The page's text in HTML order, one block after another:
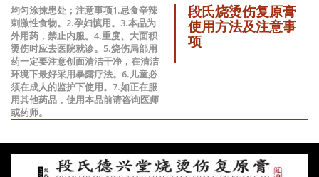
均匀涂抹患处；注意事项1.忌食辛辣
刺激性食物。2.孕妇慎用。3.本品为
外用药，禁止内服。4.重度、大面积
烫伤时应去医院就诊。5.烧伤局部用
药一定要注意创面清洁干净，在清洁
环境下最好采用暴露疗法。6.儿童必
须在成人的监护下使用。7.如正在服
用其他药品，使用本品前请咨询医师
或药师。
段氏烧烫伤复原膏
使用方法及注意事
项